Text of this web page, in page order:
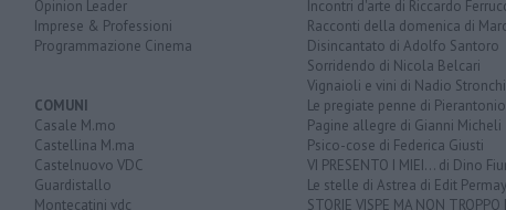
Opinion Leader
Imprese & Professioni
Programmazione Cinema
COMUNI
Casale M.mo
Castellina M.ma
Castelnuovo VDC
Guardistallo
Montecatini vdc
Incontri d'arte di Riccardo
Racconti della domenica di
Disincantato di Adolfo Santoro
Sorridendo di Nicola Belcari
Vignaioli e vini di Nadio Stronchi
Le pregiate penne di
Pagine allegre di Gianni Micheli
Psico-cose di Federica Giusti
VI PRESENTO I MIEI... di Dino
Le stelle di Astrea di Edit Permay
STORIE VISPE MA NON